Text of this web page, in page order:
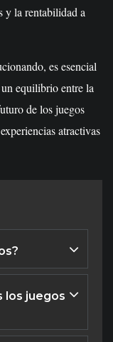
y la rentabilidad a
es esencial
equilibrio entre la
de los juegos
atractivas
incluidos
etc., como
los juegos
otorgan a los